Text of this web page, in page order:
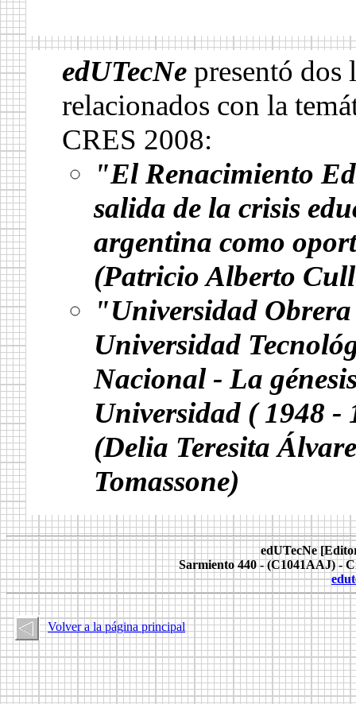
.
edUTecNepresentó dos
relacionados con la
CRES 2008:
"El Renacimiento
salida de la crisis
argentina como
(Patricio Alberto
"Universidad
Universidad
Nacional - La
Universidad ( 1948 -
(Delia Teresita
Tomassone)
.
edUTecNe
Sarmiento 440 - (C1041AAJ) -
Volver a la página principal